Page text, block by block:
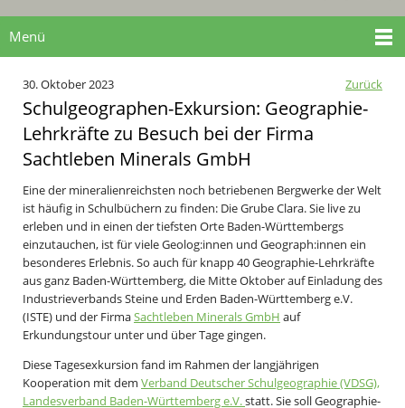
Menü
Zurück
30. Oktober 2023
Schulgeographen-Exkursion: Geographie-
Lehrkräfte zu Besuch bei der Firma
Sachtleben Minerals GmbH
Eine der mineralienreichsten noch betriebenen Bergwerke der Welt
ist häufig in Schulbüchern zu finden: Die Grube Clara. Sie live zu
erleben und in einen der tiefsten Orte Baden-Württembergs
einzutauchen, ist für viele Geolog:innen und Geograph:innen ein
besonderes Erlebnis. So auch für knapp 40 Geographie-Lehrkräfte
aus ganz Baden-Württemberg, die Mitte Oktober auf Einladung des
Industrieverbands Steine und Erden Baden-Württemberg e.V.
(ISTE) und der FirmaSachtleben Minerals GmbH auf
Erkundungstour unter und über Tage gingen.
Diese Tagesexkursion fand im Rahmen der langjährigen
Kooperation mit dem Verband Deutscher Schulgeographie (VDSG),
Landesverband Baden-Württemberg e.V.statt. Sie soll Geographie-